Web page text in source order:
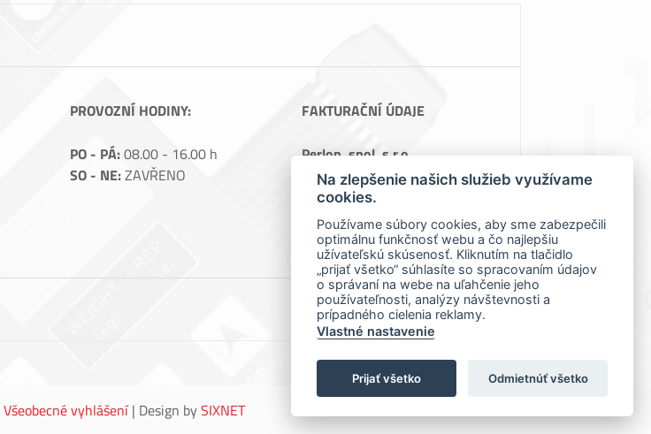
PROVOZNÍ HODINY:
PO - PÁ:08.00 - 16.00 h
SO - NE:ZAVŘENO
FAKTURAČNÍ ÚDAJE
Perlon, spol. s.r.o.
Teslova 1129/2B, 70200 Ostrava
IČ: 64086119
DIČ: CZ64086119
Všeobecné vyhlášení| Design bySIXNET
Na zlepšenie našich služieb využívame
cookies.
Používame súbory cookies, aby sme zabezpečili
optimálnu funkčnosť webu a čo najlepšiu
užívateľskú skúsenosť. Kliknutím na tlačidlo
„prijať všetko“ súhlasíte so spracovaním údajov
o správaní na webe na uľahčenie jeho
používateľnosti, analýzy návštevnosti a
prípadného cielenia reklamy.
Vlastné nastavenie
Prijať všetko Odmietnúť všetko